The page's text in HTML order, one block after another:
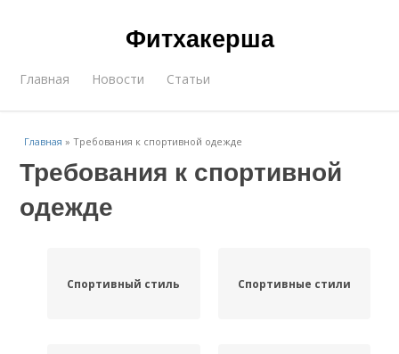
Фитхакерша
Главная Новости Статьи
Главная »Требования к спортивной одежде
Требования к спортивной
одежде
Спортивный стиль Спортивные стили